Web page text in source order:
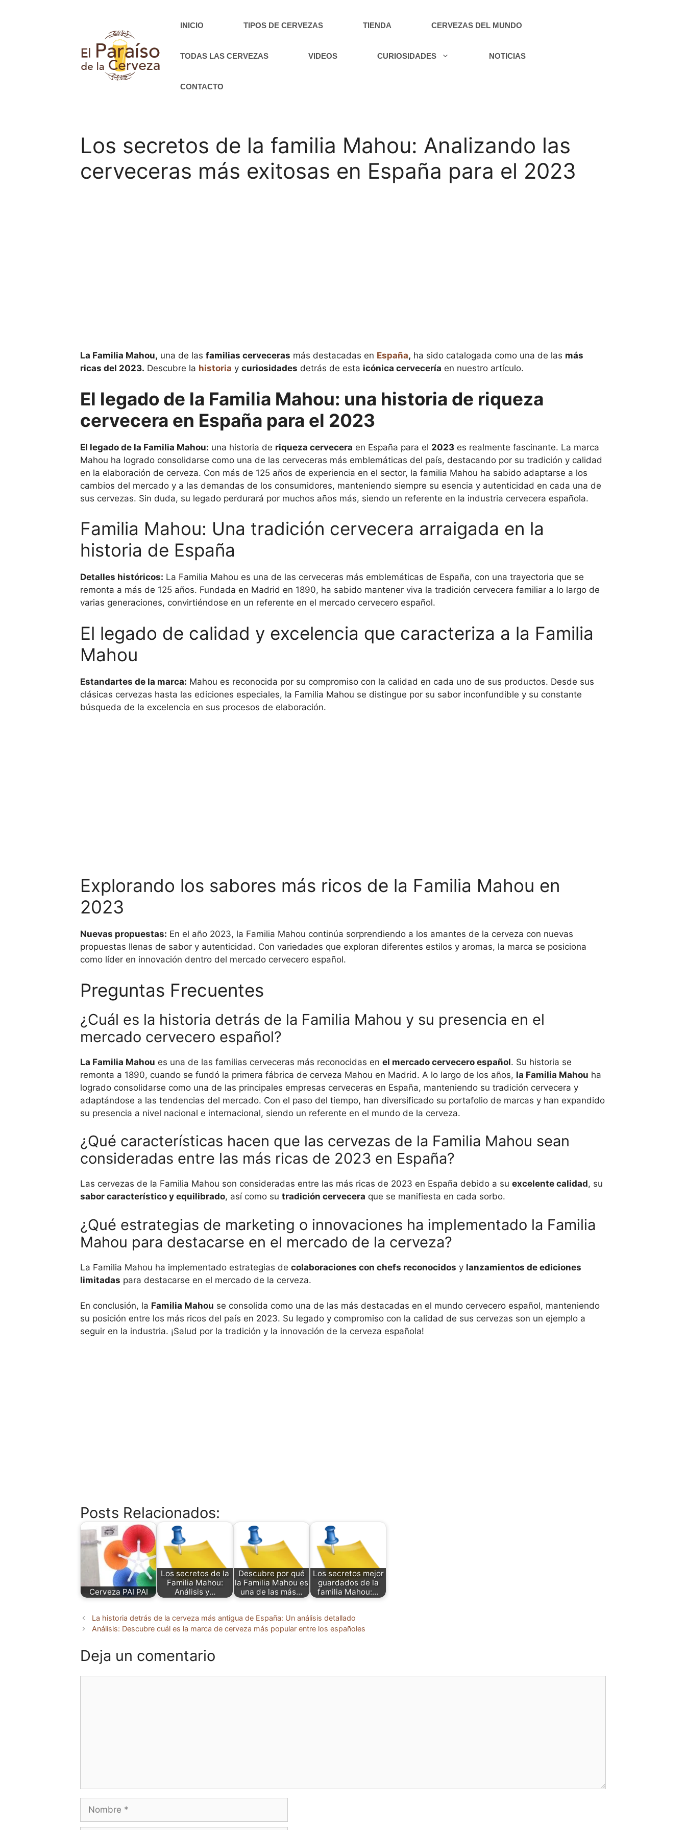
INICIO TIPOS DE CERVEZAS TIENDA CERVEZAS DEL MUNDO
TODAS LAS CERVEZAS VIDEOS CURIOSIDADES NOTICIAS
CONTACTO
Los secretos de la familia Mahou: Analizando las
cerveceras más exitosas en España para el 2023
La Familia Mahou, una de las familias cerveceras más destacadas en España, ha sido catalogada como una de las más
ricas del 2023. Descubre la historia y curiosidades detrás de esta icónica cervecería en nuestro artículo.
El legado de la Familia Mahou: una historia de riqueza
cervecera en España para el 2023
El legado de la Familia Mahou: una historia de riqueza cervecera en España para el 2023 es realmente fascinante. La marca
Mahou ha logrado consolidarse como una de las cerveceras más emblemáticas del país, destacando por su tradición y calidad
en la elaboración de cerveza. Con más de 125 años de experiencia en el sector, la familia Mahou ha sabido adaptarse a los
cambios del mercado y a las demandas de los consumidores, manteniendo siempre su esencia y autenticidad en cada una de
sus cervezas. Sin duda, su legado perdurará por muchos años más, siendo un referente en la industria cervecera española.
Familia Mahou: Una tradición cervecera arraigada en la
historia de España
Detalles históricos: La Familia Mahou es una de las cerveceras más emblemáticas de España, con una trayectoria que se
remonta a más de 125 años. Fundada en Madrid en 1890, ha sabido mantener viva la tradición cervecera familiar a lo largo de
varias generaciones, convirtiéndose en un referente en el mercado cervecero español.
El legado de calidad y excelencia que caracteriza a la Familia
Mahou
Estandartes de la marca: Mahou es reconocida por su compromiso con la calidad en cada uno de sus productos. Desde sus
clásicas cervezas hasta las ediciones especiales, la Familia Mahou se distingue por su sabor inconfundible y su constante
búsqueda de la excelencia en sus procesos de elaboración.
Explorando los sabores más ricos de la Familia Mahou en
2023
Nuevas propuestas: En el año 2023, la Familia Mahou continúa sorprendiendo a los amantes de la cerveza con nuevas
propuestas llenas de sabor y autenticidad. Con variedades que exploran diferentes estilos y aromas, la marca se posiciona
como líder en innovación dentro del mercado cervecero español.
Preguntas Frecuentes
¿Cuál es la historia detrás de la Familia Mahou y su presencia en el
mercado cervecero español?
La Familia Mahou es una de las familias cerveceras más reconocidas en el mercado cervecero español. Su historia se
remonta a 1890, cuando se fundó la primera fábrica de cerveza Mahou en Madrid. A lo largo de los años, la Familia Mahou ha
logrado consolidarse como una de las principales empresas cerveceras en España, manteniendo su tradición cervecera y
adaptándose a las tendencias del mercado. Con el paso del tiempo, han diversificado su portafolio de marcas y han expandido
su presencia a nivel nacional e internacional, siendo un referente en el mundo de la cerveza.
¿Qué características hacen que las cervezas de la Familia Mahou sean
consideradas entre las más ricas de 2023 en España?
Las cervezas de la Familia Mahou son consideradas entre las más ricas de 2023 en España debido a su excelente calidad, su
sabor característico y equilibrado, así como su tradición cervecera que se manifiesta en cada sorbo.
¿Qué estrategias de marketing o innovaciones ha implementado la Familia
Mahou para destacarse en el mercado de la cerveza?
La Familia Mahou ha implementado estrategias de colaboraciones con chefs reconocidos y lanzamientos de ediciones
limitadas para destacarse en el mercado de la cerveza.
En conclusión, la Familia Mahou se consolida como una de las más destacadas en el mundo cervecero español, manteniendo
su posición entre los más ricos del país en 2023. Su legado y compromiso con la calidad de sus cervezas son un ejemplo a
seguir en la industria. ¡Salud por la tradición y la innovación de la cerveza española!
Posts Relacionados:
Cerveza PAI PAI
Los secretos de la
Familia Mahou:
Análisis y…
Descubre por qué
la Familia Mahou es
una de las más…
Los secretos mejor
guardados de la
familia Mahou:…
La historia detrás de la cerveza más antigua de España: Un análisis detallado
Análisis: Descubre cuál es la marca de cerveza más popular entre los españoles
Deja un comentario